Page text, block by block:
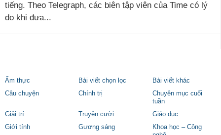
tiếng. Theo Telegraph, các biên tập viên của Time có lý
do khi đưa...
Ẩm thực Bài viết chọn lọc
Bài viết khác
Câu chuyện
Chính trị
Chuyên mục cuối
tuần
Giải trí
Truyện cười
Giáo dục
Giới tính
Gương sáng
Khoa học – Công